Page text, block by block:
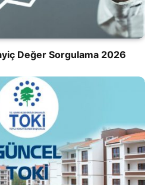
Değer Sorgulama 2026